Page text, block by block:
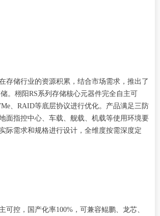
储行业的资源积累，结合市场需求，推出了
。栩阳RS系列存储核心元器件完全自主可
、RAID等底层协议进行优化。产品满足三防
面指控中心、车载、舰载、机载等使用环境要
际需求和规格进行设计，全维度按需深度定
可控，国产化率100%，可兼容鲲鹏、龙芯、